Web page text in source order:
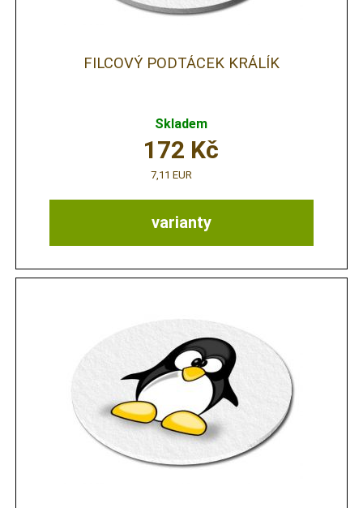
FILCOVÝ PODTÁCEK KRÁLÍK
Skladem
varianty
172 Kč
7,11 EUR